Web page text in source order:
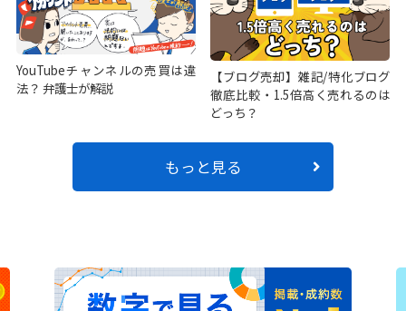
YouTubeチャンネルの売買は違
法？ 弁護士が解説
【ブログ売却】雑記/特化ブログ
徹底比較・1.5倍高く売れるのは
どっち？
もっと見る